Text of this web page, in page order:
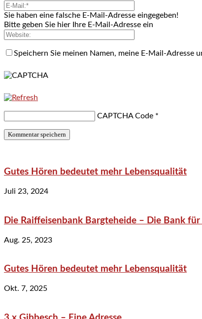
Sie haben eine falsche E-Mail-Adresse eingegeben!
Bitte geben Sie hier Ihre E-Mail-Adresse ein
Speichern Sie meinen Namen, meine E-Mail-Adresse
CAPTCHA Code *
Gutes Hören bedeutet mehr Lebensqualität
Juli 23, 2024
Die Raiffeisenbank Bargteheide – Die Bank
Aug. 25, 2023
Gutes Hören bedeutet mehr Lebensqualität
Okt. 7, 2025